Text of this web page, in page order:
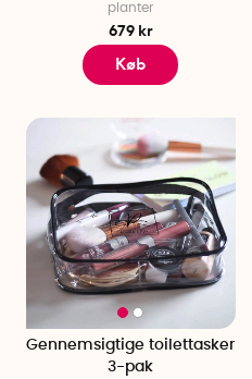
planter
679 kr
Køb
Gennemsigtige toilettasker
3-pak